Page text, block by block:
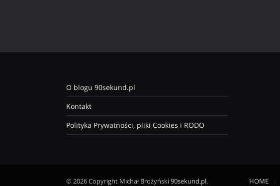
O blogu 90sekund.pl
Kontakt
Polityka Prywatności, pliki Cookies i RODO
© 2026 Copyright Michał Brożyński90sekund.pl. HOME